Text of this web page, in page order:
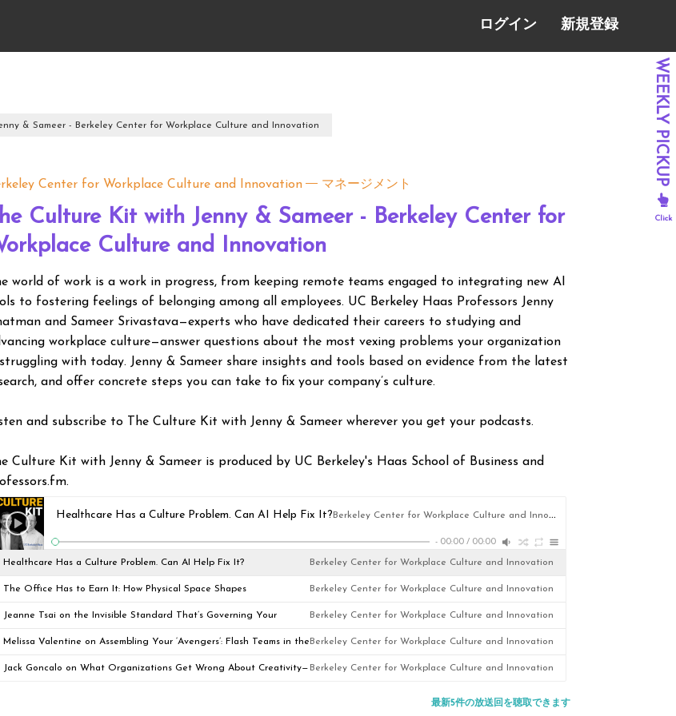
ログイン 新規登録
& Sameer - Berkeley Center for Workplace Culture and Innovation
Center for Workplace Culture and Innovation マネージメント
Culture Kit with Jenny & Sameer - Berkeley Center for
Culture and Innovation
world of work is a work in progress, from keeping remote teams engaged to integrating new AI
to fostering feelings of belonging among all employees. UC Berkeley Haas Professors Jenny
and Sameer Srivastava—experts who have dedicated their careers to studying and
workplace culture—answer questions about the most vexing problems your organization
with today. Jenny & Sameer share insights and tools based on evidence from the latest
and offer concrete steps you can take to fix your company’s culture.
and subscribe to The Culture Kit with Jenny & Sameer wherever you get your podcasts.
Culture Kit with Jenny & Sameer is produced by UC Berkeley's Haas School of Business and
Healthcare Has a Culture Problem. Can AI Help Fix It? Berkeley Center for Workplace Culture and Innovation
- 00:00 / 00:00
Healthcare Has a Culture Problem. Can AI Help Fix It? Berkeley Center for Workplace Culture and Innovation
The Office Has to Earn It: How Physical Space Shapes
Organizational Culture
Berkeley Center for Workplace Culture and Innovation
Jeanne Tsai on the Invisible Standard That’s Governing Your
Organization: Emotions
Berkeley Center for Workplace Culture and Innovation
Melissa Valentine on Assembling Your ‘Avengers’: Flash Teams in the
Age of AI
Berkeley Center for Workplace Culture and Innovation
Jack Goncalo on What Organizations Get Wrong About Creativity— Berkeley Center for Workplace Culture and Innovation
最新5件の放送回を聴取できます